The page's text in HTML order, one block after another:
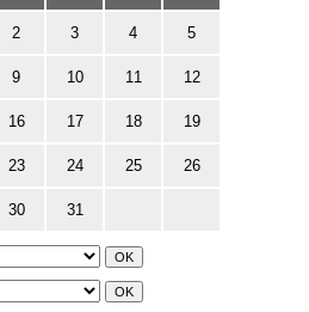
2 3 4 5
9 10 11 12
16 17 18 19
23 24 25 26
30 31